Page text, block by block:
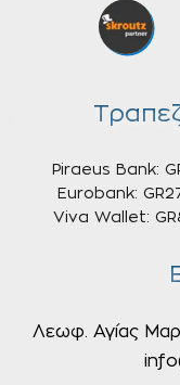
Piraeus Bank:
Eurobank:
Viva Wallet:
Λεωφ. Αγίας